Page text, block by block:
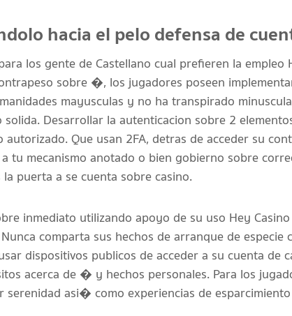
hacia el pelo defensa de
los gente de Castellano cual prefieren la empleo
sobre �, los jugadores poseen
mayusculas y no ha transpirado
Desarrollar la autenticacion sobre 2
Que usan 2FA, detras de acceder su
tu mecanismo anotado o bien gobierno sobre
puerta a se cuenta sobre casino.
inmediato utilizando apoyo de su uso Hey
comparta sus hechos de arranque de especie
dispositivos publicos de acceder a su cuenta de
acerca de � y hechos personales. Para los
serenidad asi� como experiencias de esparcimiento